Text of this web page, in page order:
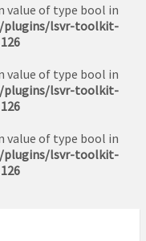
value of type bool in
plugins/lsvr-toolkit-
126
value of type bool in
plugins/lsvr-toolkit-
126
value of type bool in
plugins/lsvr-toolkit-
126